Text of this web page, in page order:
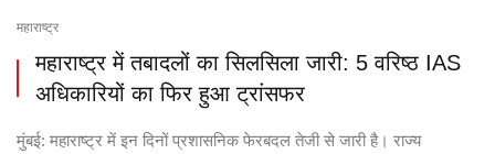
महाराष्ट्र
महाराष्ट्र में तबादलों का सिलसिला जारी: 5 वरिष्ठ IAS
अधिकारियों का फिर हुआ ट्रांसफर
मुंबई: महाराष्ट्र में इन दिनों प्रशासनिक फेरबदल तेजी से जारी है। राज्य